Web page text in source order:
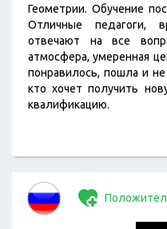
Геометрии. Обучение
Отличные педагоги,
отвечают на все
атмосфера, умеренная
понравилось, пошла и
кто хочет получить
квалификацию.